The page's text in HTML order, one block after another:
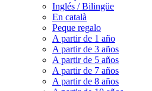
Inglés / Bilingüe
En català
Peque regalo
A partir de 1 año
A partir de 3 años
A partir de 5 años
A partir de 7 años
A partir de 8 años